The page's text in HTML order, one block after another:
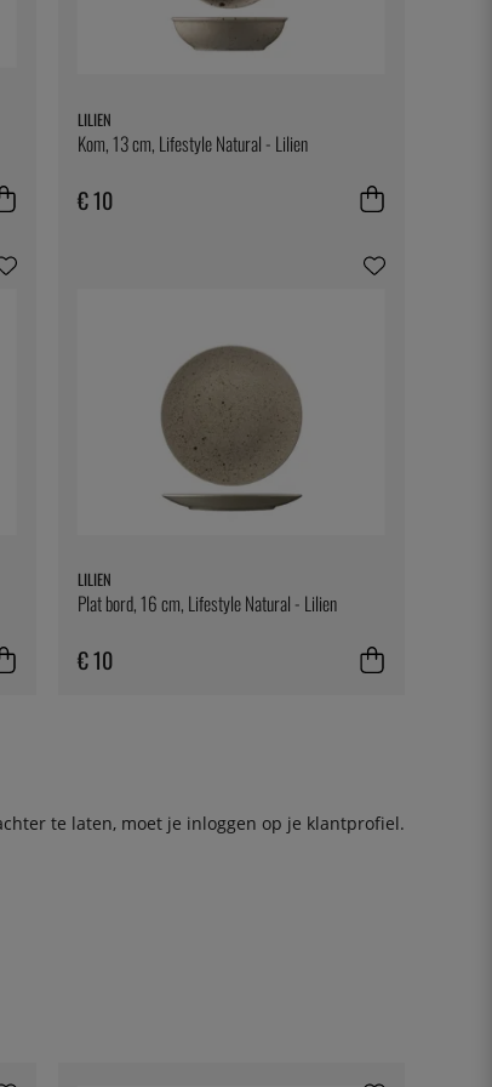
LILIEN
Kom, 13 cm, Lifestyle Natural - Lilien
€ 10
LILIEN
Plat bord, 16 cm, Lifestyle Natural - Lilien
€ 10
te laten, moet je inloggen op je klantprofiel.